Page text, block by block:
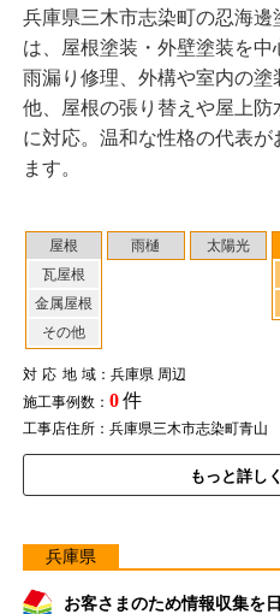
屋根
瓦屋根
金属屋根
その他
雨樋 太陽光
対応地域：兵庫県 周辺
施工事例数： 0件
工事店住所：兵庫県三木市志染町青山
もっと詳し
兵庫県三木市志染町の忍海邊
は、屋根塗装・外壁塗装を中
雨漏り修理、外構や室内の
他、屋根の張り替えや屋上
に対応。温和な性格の代表
ます。
兵庫県
お客さまのため情報収集を